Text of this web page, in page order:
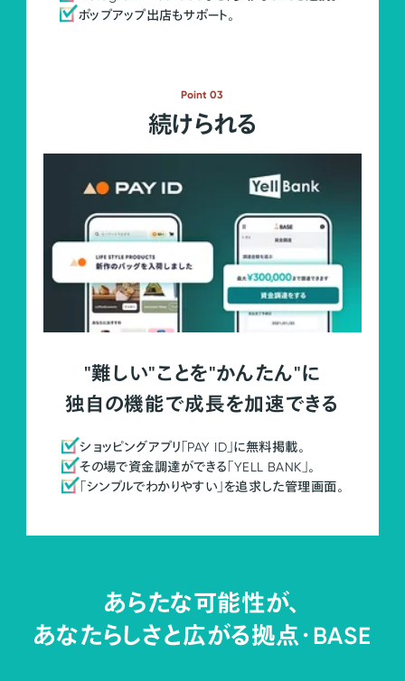
ポップアップ出店もサポート。
Point 03
続けられる
"難しい"ことを"かんたん"に
独自の機能で成長を加速できる
ショッピングアプリ「PAY ID」に無料掲載。
その場で資金調達ができる「YELL BANK」。
「シンプルでわかりやすい」を追求した管理画面。
あらたな可能性が、
あなたらしさと広がる拠点・BASE